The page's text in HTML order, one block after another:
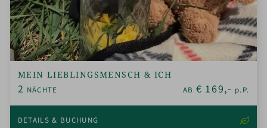
MEIN LIEBLINGSMENSCH & ICH
2 NÄCHTE AB € 169,- p.P.
DETAILS & BUCHUNG